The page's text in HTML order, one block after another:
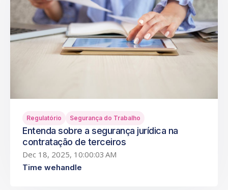
Regulatório Segurança do Trabalho
Entenda sobre a segurança jurídica na
contratação de terceiros
Dec 18, 2025, 10:00:03 AM
Time wehandle